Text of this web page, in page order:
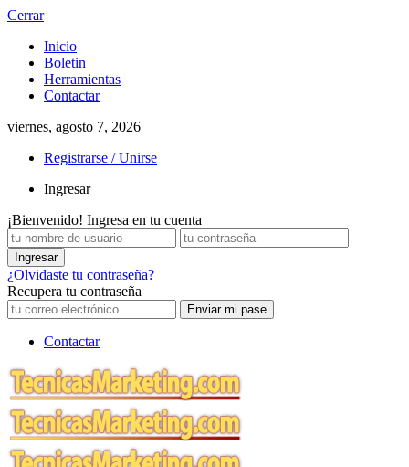
Cerrar
Inicio
Boletin
Herramientas
Contactar
viernes, agosto 7, 2026
Registrarse / Unirse
Ingresar
¡Bienvenido! Ingresa en tu cuenta
¿Olvidaste tu contraseña?
Recupera tu contraseña
Contactar